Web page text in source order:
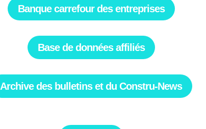
Banque carrefour des entreprises
Base de données affiliés
Archive des bulletins et du Constru-News